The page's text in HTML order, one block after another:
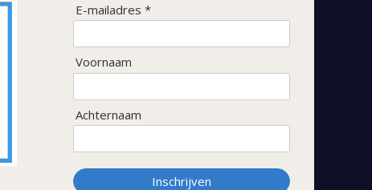
E-mailadres *
Voornaam
Achternaam
Inschrijven